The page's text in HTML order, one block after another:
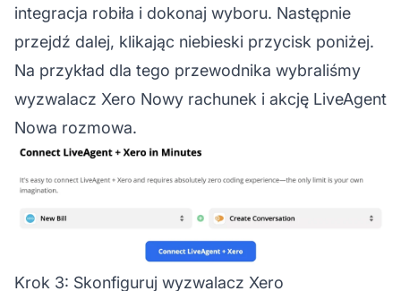
integracja robiła i dokonaj wyboru. Następnie
przejdź dalej, klikając niebieski przycisk poniżej.
Na przykład dla tego przewodnika wybraliśmy
wyzwalacz Xero Nowy rachunek i akcję LiveAgent
Nowa rozmowa.
Krok 3: Skonfiguruj wyzwalacz Xero